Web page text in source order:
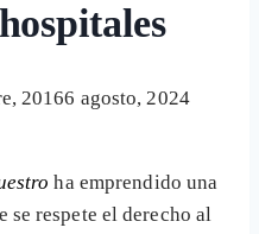
20166 agosto, 2024
ha emprendido una
se respete el derecho al